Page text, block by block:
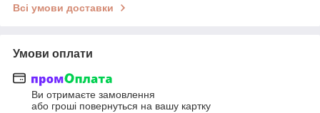
Всі умови доставки
Умови оплати
Ви отримаєте замовлення
або гроші повернуться на вашу картку